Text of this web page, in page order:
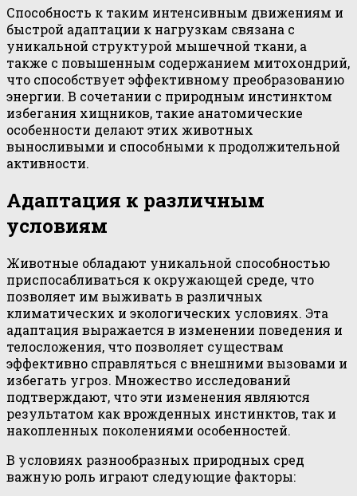
Способность к таким интенсивным движениям и
быстрой адаптации к нагрузкам связана с
уникальной структурой мышечной ткани, а
также с повышенным содержанием митохондрий,
что способствует эффективному преобразованию
энергии. В сочетании с природным инстинктом
избегания хищников, такие анатомические
особенности делают этих животных
выносливыми и способными к продолжительной
активности.
Адаптация к различным
условиям
Животные обладают уникальной способностью
приспосабливаться к окружающей среде, что
позволяет им выживать в различных
климатических и экологических условиях. Эта
адаптация выражается в изменении поведения и
телосложения, что позволяет существам
эффективно справляться с внешними вызовами и
избегать угроз. Множество исследований
подтверждают, что эти изменения являются
результатом как врожденных инстинктов, так и
накопленных поколениями особенностей.
В условиях разнообразных природных сред
важную роль играют следующие факторы: